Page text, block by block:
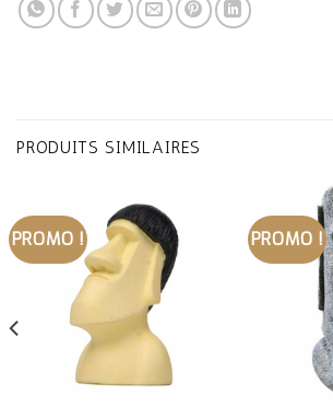
PRODUITS SIMILAIRES
PROMO ! PROMO !